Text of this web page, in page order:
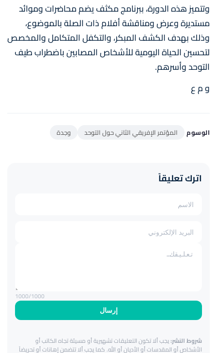
وتتميز هذه الدورة، ببرنامج مكثف يضم محاضرات وموائد
مستديرة وعرض ومناقشة أفلام ذات الصلة بالموضوع،
وذلك بهدف الكشف المبكر، والتكفل المتكامل والمخصص
لتحسين الحياة اليومية للأشخاص المصابين باضطراب طيف
التوحد وأسرهم.
و م ع
الوسوم المؤتمر الإفريقي الثاني حول التوحد وجدة
اترك تعليقاً
إرسال
1000/1000
شروط النشر:يجب ألا تكون التعليقات تشهيرية أو مسيئة تجاه الكاتب أو
الأشخاص أو المقدسات أو الأديان أو الله. كما يجب ألا تتضمن إهانات أو تحريضاً